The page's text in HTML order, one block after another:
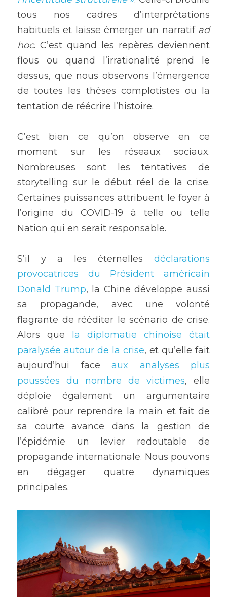
tous nos cadres d’interprétations
habituels et laisse émerger un narratif ad
hoc. C’est quand les repères deviennent
flous ou quand l’irrationalité prend le
dessus, que nous observons l’émergence
de toutes les thèses complotistes ou la
tentation de réécrire l’histoire.
C’est bien ce qu’on observe en ce
moment sur les réseaux sociaux.
Nombreuses sont les tentatives de
storytelling sur le début réel de la crise.
Certaines puissances attribuent le foyer à
l’origine du COVID-19 à telle ou telle
Nation qui en serait responsable.
S’il y a les éternelles déclarations
provocatrices du Président américain
Donald Trump, la Chine développe aussi
sa propagande, avec une volonté
flagrante de rééditer le scénario de crise.
Alors que
la diplomatie chinoise était
paralysée autour de la crise, et qu’elle fait
aujourd’hui face aux analyses plus
poussées du nombre de victimes, elle
déploie également un argumentaire
calibré pour reprendre la main et fait de
sa courte avance dans la gestion de
l’épidémie un levier redoutable de
propagande internationale. Nous pouvons
en dégager quatre dynamiques
principales.